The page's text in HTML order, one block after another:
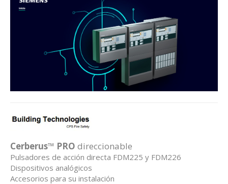
Cerberus™ PRO direccionable
Pulsadores de acción directa FDM225 y FDM226
Dispositivos analógicos
Accesorios para su instalación